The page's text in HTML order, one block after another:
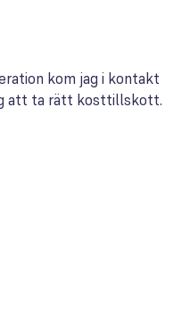
kom jag i kontakt
att ta rätt kosttillskott.